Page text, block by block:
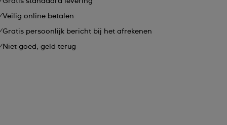
Veilig online betalen
Gratis persoonlijk bericht bij het afrekenen
Niet goed, geld terug